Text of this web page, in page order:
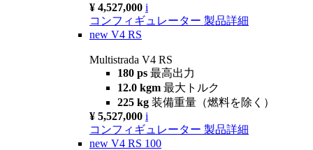
¥ 4,527,000 i
コンフィギュレーター 製品詳細
new V4 RS
Multistrada V4 RS
180 ps 最高出力
12.0 kgm 最大トルク
225 kg 装備重量（燃料を除く）
¥ 5,527,000 i
コンフィギュレーター 製品詳細
new V4 RS 100